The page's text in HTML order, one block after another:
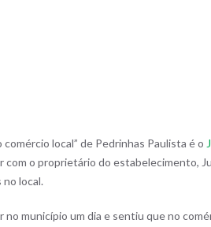
local” de Pedrinhas Paulista é o
com o proprietário do estabelecimento,
local.
município um dia e sentiu que no